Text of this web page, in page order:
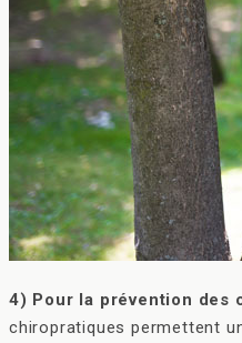
4) Pour la prévention des
chiropratiques permettent